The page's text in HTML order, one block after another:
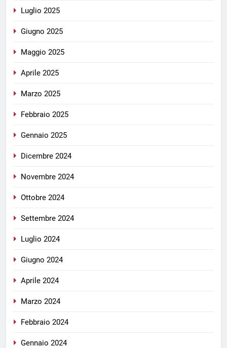
Luglio 2025
Giugno 2025
Maggio 2025
Aprile 2025
Marzo 2025
Febbraio 2025
Gennaio 2025
Dicembre 2024
Novembre 2024
Ottobre 2024
Settembre 2024
Luglio 2024
Giugno 2024
Aprile 2024
Marzo 2024
Febbraio 2024
Gennaio 2024